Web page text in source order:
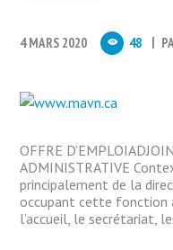
4 MARS 2020 48
OFFRE
ADMINISTRATIVE
principalement de la
occupant cette fonction
l’accueil, le secrétariat,